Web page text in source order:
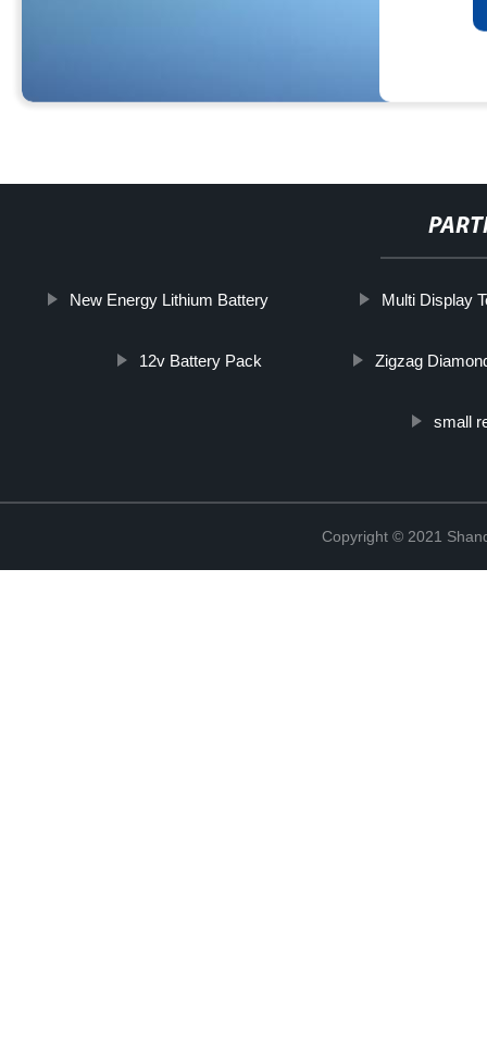
New Energy Lithium Battery Multi Display
12v Battery Pack Zigzag
small
Copyright © 2021